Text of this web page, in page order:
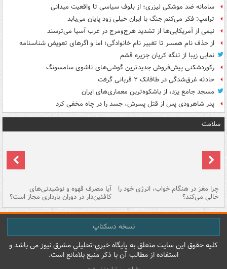
سامانه ضد موشکی لیزری؛ از بلوف سیاسی تا واقعیت میدانی
ترامپ: فکر می‌کنم جنگ با ایران خیلی زود پایان می‌یابد
نیمی از آمریکایی‌ها از تشدید هرج‌ومرج در غرب آسیا می‌ترسند
از حذف نام همسر تا تغییر نام خانوادگی؛ اما و اگرهای تعویض شناسنامه
نمایی زیبا از تنگه کریان جزیره قشم
رکوردشکنی پیش‌فروش جدیدترین گوشی‌های تاشوی سامسونگ
حادثه غرق‌شدگی در طاقانک ۲ قربانی گرفت
مسجد جامع یزد، از باشکوه‌ترین معماری‌های ایران
پدر شاهرودی پس از قتل پسرش، جسد را در چاه مخفی کرد
سلامت
چرا مغز در هنگام خواب، انرژی خود را
خالی می‌کند؟
آیا مصرف قهوه و نوشیدنی‌های
کافئین‌دار در دوران بارداری مجاز است؟
نسخه دسکتاپ
کليه حقوق اين سايت متعلق به پایگاه خبري-تحليلي مشرق نيوز می باشد و
استفاده از مطالب آن با ذکر منبع بلامانع است.